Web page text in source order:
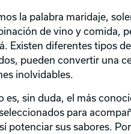
la palabra maridaje,
de vino y comida,
Existen diferentes tipos
pueden convertir una
inolvidables.
es, sin duda, el más
para
potenciar sus sabores.